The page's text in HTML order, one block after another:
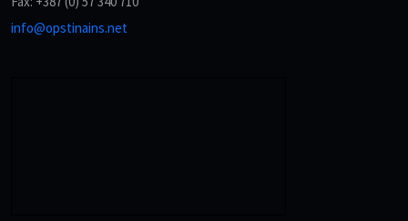
info@opstinains.net